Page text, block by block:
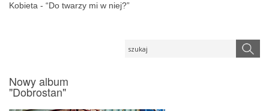
Kobieta - “Do twarzy mi w niej?”
Nowy album
"Dobrostan"